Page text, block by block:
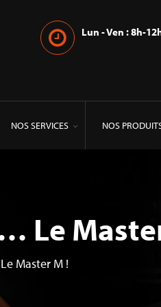
Lun - Ven : 8h-
NOS SERVICES NOS
Le
Master M !